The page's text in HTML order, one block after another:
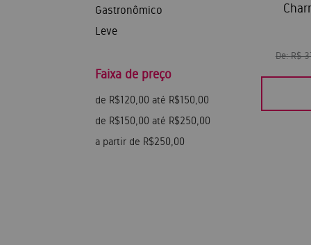
Gastronômico
Leve
Faixa de preço
de R$120,00 até R$150,00
de R$150,00 até R$250,00
a partir de R$250,00
De:R$